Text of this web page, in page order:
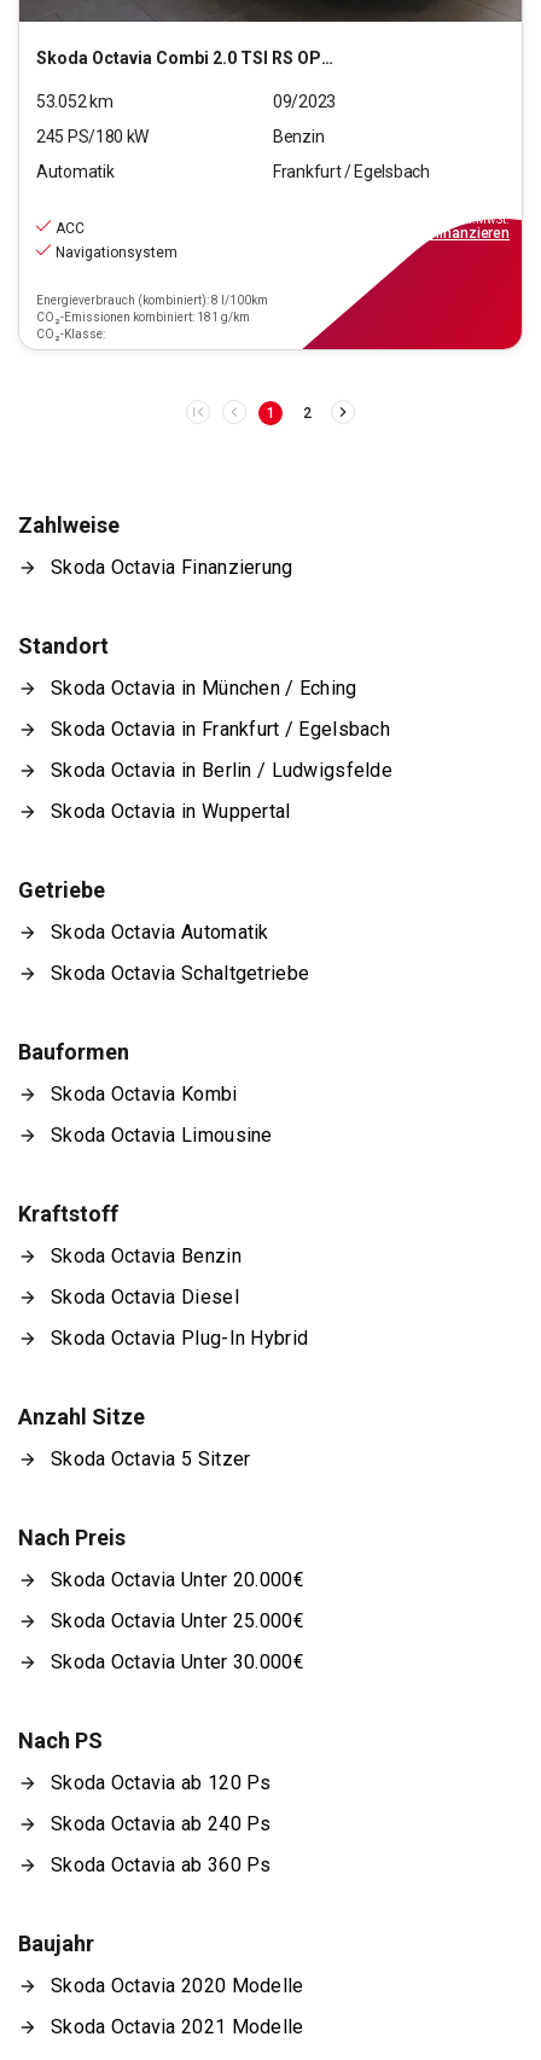
Skoda Octavia Combi 2.0 TSI RS OPF (EURO 6d)
53.052 km
09/2023
245 PS/180 kW
Benzin
Automatik
Frankfurt / Egelsbach
ACC
Navigationsystem
Energieverbrauch (kombiniert): 8 l/100km
CO₂-Emissionen kombiniert: 181 g/km
CO₂-Klasse:
inkl.MwSt.
finanzieren
1 2
Zahlweise
Skoda Octavia Finanzierung
Standort
Skoda Octavia in München / Eching
Skoda Octavia in Frankfurt / Egelsbach
Skoda Octavia in Berlin / Ludwigsfelde
Skoda Octavia in Wuppertal
Getriebe
Skoda Octavia Automatik
Skoda Octavia Schaltgetriebe
Bauformen
Skoda Octavia Kombi
Skoda Octavia Limousine
Kraftstoff
Skoda Octavia Benzin
Skoda Octavia Diesel
Skoda Octavia Plug-In Hybrid
Anzahl Sitze
Skoda Octavia 5 Sitzer
Nach Preis
Skoda Octavia Unter 20.000€
Skoda Octavia Unter 25.000€
Skoda Octavia Unter 30.000€
Nach PS
Skoda Octavia ab 120 Ps
Skoda Octavia ab 240 Ps
Skoda Octavia ab 360 Ps
Baujahr
Skoda Octavia 2020 Modelle
Skoda Octavia 2021 Modelle